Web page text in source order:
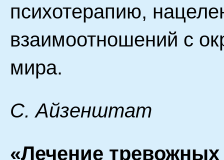
психотерапию,
взаимоотношений с
мира.
С. Айзенштат
«Лечение